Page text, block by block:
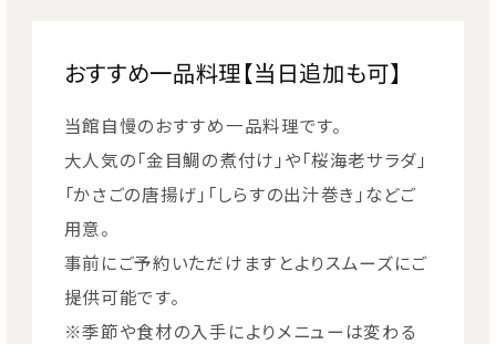
おすすめ一品料理【当日追加も可】
当館自慢のおすすめ一品料理です。
大人気の「金目鯛の煮付け」や「桜海老サラダ」
「かさごの唐揚げ」「しらすの出汁巻き」などご
用意。
事前にご予約いただけますとよりスムーズにご
提供可能です。
※季節や食材の入手によりメニューは変わる